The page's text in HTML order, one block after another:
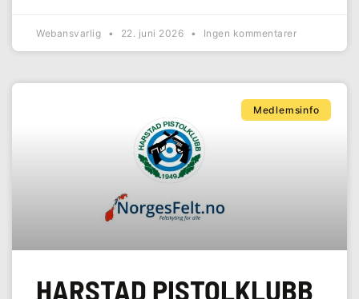
Webansvarlig 22. juni 2026 Ingen kommentarer
Medlemsinfo
HARSTAD PISTOLKLUBB